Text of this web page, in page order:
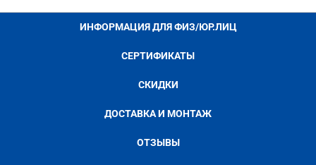
ИНФОРМАЦИЯ ДЛЯ ФИЗ/ЮР.ЛИЦ
СЕРТИФИКАТЫ
СКИДКИ
ДОСТАВКА И МОНТАЖ
ОТЗЫВЫ